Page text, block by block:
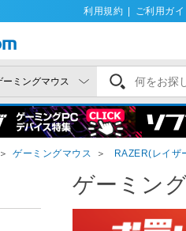
利用規約 ご利用ガイ
＞ ゲーミングマウス ＞ RAZER(レイザ
ゲーミン